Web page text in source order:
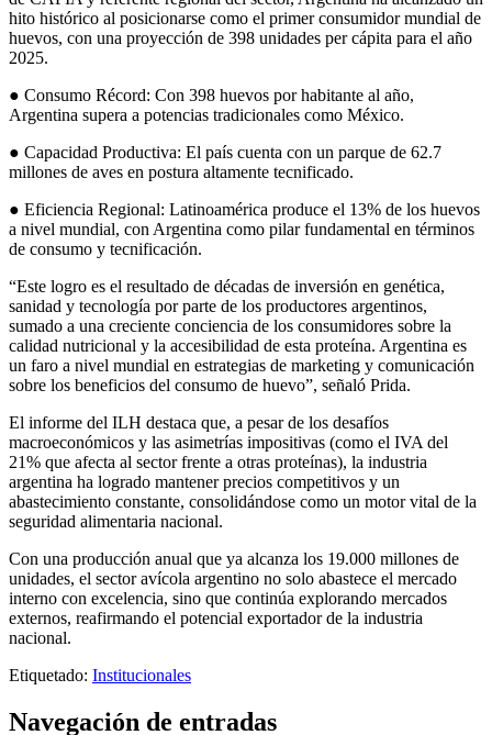
hito histórico al posicionarse como el primer consumidor mundial de
huevos, con una proyección de 398 unidades per cápita para el año
2025.
● Consumo Récord: Con 398 huevos por habitante al año,
Argentina supera a potencias tradicionales como México.
● Capacidad Productiva: El país cuenta con un parque de 62.7
millones de aves en postura altamente tecnificado.
● Eficiencia Regional: Latinoamérica produce el 13% de los huevos
a nivel mundial, con Argentina como pilar fundamental en términos
de consumo y tecnificación.
“Este logro es el resultado de décadas de inversión en genética,
sanidad y tecnología por parte de los productores argentinos,
sumado a una creciente conciencia de los consumidores sobre la
calidad nutricional y la accesibilidad de esta proteína. Argentina es
un faro a nivel mundial en estrategias de marketing y comunicación
sobre los beneficios del consumo de huevo”, señaló Prida.
El informe del ILH destaca que, a pesar de los desafíos
macroeconómicos y las asimetrías impositivas (como el IVA del
21% que afecta al sector frente a otras proteínas), la industria
argentina ha logrado mantener precios competitivos y un
abastecimiento constante, consolidándose como un motor vital de la
seguridad alimentaria nacional.
Con una producción anual que ya alcanza los 19.000 millones de
unidades, el sector avícola argentino no solo abastece el mercado
interno con excelencia, sino que continúa explorando mercados
externos, reafirmando el potencial exportador de la industria
nacional.
Etiquetado: Institucionales
Navegación de entradas